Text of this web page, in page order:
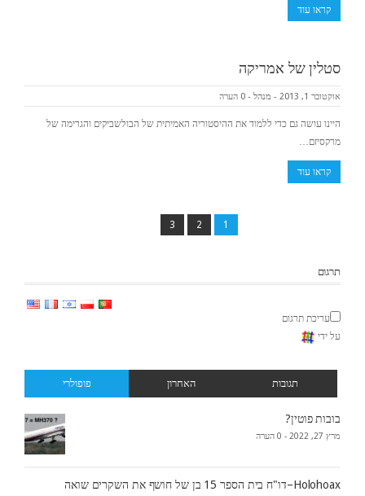
קראו עוד
סטלין של אמריקה
אוקטובר 1, 2013 - מנהל - 0 הערה
היינו עושה גם כדי ללמוד את ההיסטוריה האמיתית של הבולשביקים והגרימה של
מרקסיזם…
קראו עוד
1
2
3
תרגום
עריכת תרגום
על ידי
פופולרי האחרון תגובות
בובות פוטין?
מרץ 27, 2022 - 0 הערה
Holohoax–דו"ח בית הספר 15 בן של חושף את השקרים שואה